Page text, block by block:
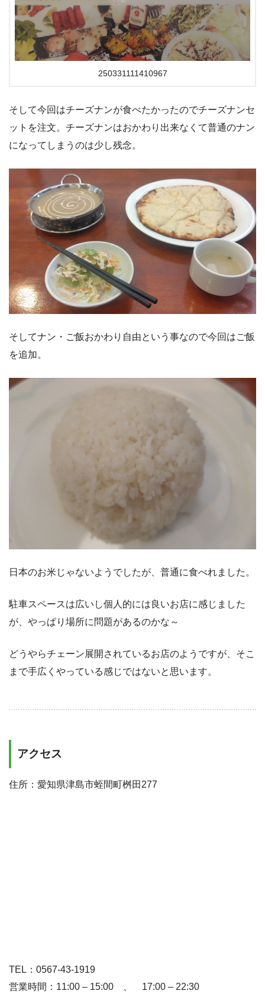
250331111410967
そして今回はチーズナンが食べたかったのでチーズナンセ
ットを注文。チーズナンはおかわり出来なくて普通のナン
になってしまうのは少し残念。
そしてナン・ご飯おかわり自由という事なので今回はご飯
を追加。
日本のお米じゃないようでしたが、普通に食べれました。
駐車スペースは広いし個人的には良いお店に感じました
が、やっぱり場所に問題があるのかな～
どうやらチェーン展開されているお店のようですが、そこ
まで手広くやっている感じではないと思います。
アクセス
住所：愛知県津島市蛭間町桝田277
TEL：0567-43-1919
営業時間：11:00 – 15:00 、 17:00 – 22:30